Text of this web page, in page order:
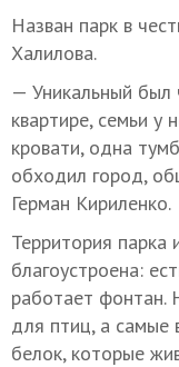
Назван парк в
Халилова.
— Уникальный был
квартире, семьи у
кровати, одна
обходил город,
Герман Кириленко.
Территория
благоустроена:
работает фонтан.
для птиц, а самые
белок, которые